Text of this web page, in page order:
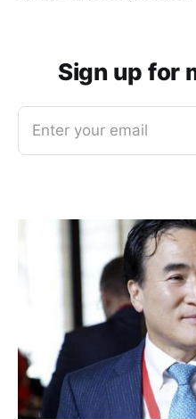
Sign up for
Enter your email